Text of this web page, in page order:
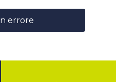
errore